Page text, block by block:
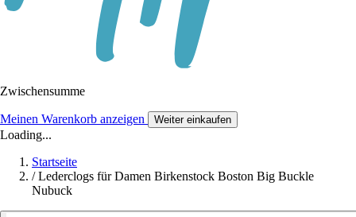
Zwischensumme
Meinen Warenkorb anzeigen Weiter einkaufen
Loading...
Startseite
/ Lederclogs für Damen Birkenstock Boston Big Buckle
Nubuck